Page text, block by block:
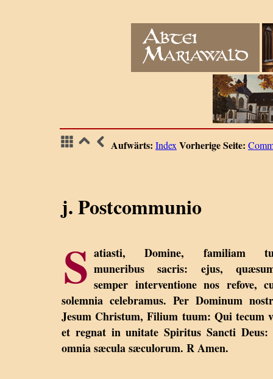
Aufwärts: Index Vorherige Seite:
j. Postcommunio
S atiasti, Domine, familiam
muneribus sacris: ejus,
semper interventione nos refove,
solemnia celebramus. Per Dominum
Jesum Christum, Filium tuum: Qui tecum
et regnat in unitate Spiritus Sancti Deus:
omnia sæcula sæculorum. R Amen.